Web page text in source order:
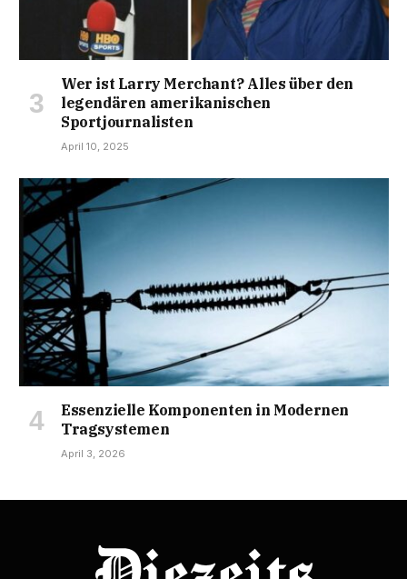
Wer ist Larry Merchant? Alles über den
legendären amerikanischen
Sportjournalisten
April 10, 2025
Essenzielle Komponenten in Modernen
Tragsystemen
April 3, 2026